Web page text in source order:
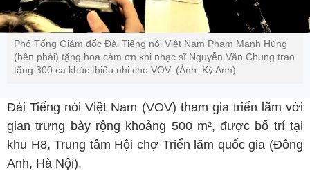
Phó Tổng Giám đốc Đài Tiếng nói Việt Nam Phạm Mạnh Hùng
(bên phải) tặng hoa cảm ơn khi nhạc sĩ Nguyễn Văn Chung trao
tặng 300 ca khúc thiếu nhi cho VOV. (Ảnh: Kỳ Anh)
Đài Tiếng nói Việt Nam (VOV) tham gia triển lãm với
gian trưng bày rộng khoảng 500 m², được bố trí tại
khu H8, Trung tâm Hội chợ Triển lãm quốc gia (Đông
Anh, Hà Nội).